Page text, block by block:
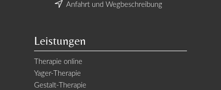
Anfahrt und Wegbeschreibung
Leistungen
Therapie online
Yager-Therapie
Gestalt-Therapie